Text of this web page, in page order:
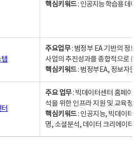
핵심키워드: 인공지능 학습용 데
주요업무: 범정부 EA 기반의 정
사업의 추진성과를 종합적으로
핵심키워드: 범정부EA, 정보자
주요 업무: 빅데이터센터 홈페이
석을 위한 인프라 지원 및 교육정
핵심키워드: 인공지능, 빅데이터,
명, 소셜분석, 데이터 크리에이터